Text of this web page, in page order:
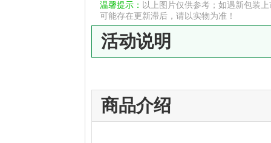
温馨提示： 以上图片仅供参考；如遇新包装上
可能存在更新滞后，请以实物为准！
活动说明
商品介绍